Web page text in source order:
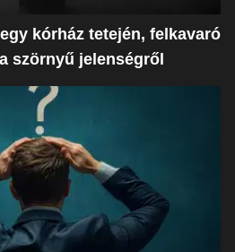
kórház tetején, felkavaró
szörnyű jelenségről